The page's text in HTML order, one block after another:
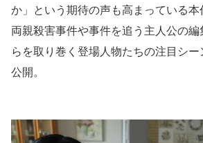
か」という期待の声も高まっている
両親殺害事件や事件を追う主人公の
らを取り巻く登場人物たちの注目シ
公開。